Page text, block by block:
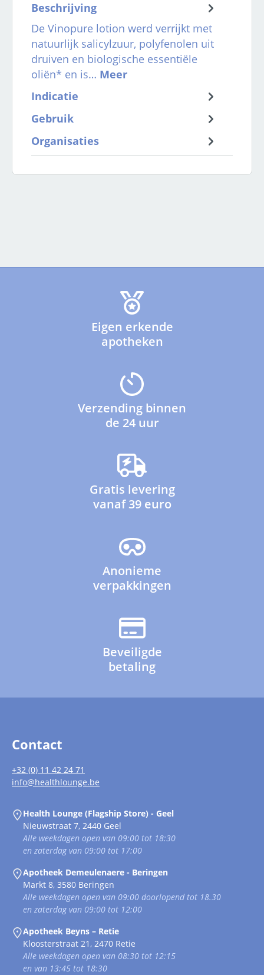
Beschrijving
De Vinopure lotion werd verrijkt met
natuurlijk salicylzuur, polyfenolen uit
druiven en biologische essentiële
oliën* en is… Meer
Indicatie
Gebruik
Organisaties
Eigen erkende
apotheken
Verzending binnen
de 24 uur
Gratis levering
vanaf 39 euro
Anonieme
verpakkingen
Beveiligde
betaling
Contact
+32 (0) 11 42 24 71
info@healthlounge.be
Health Lounge (Flagship Store) - Geel
Nieuwstraat 7, 2440 Geel
Alle weekdagen open van 09:00 tot 18:30
en zaterdag van 09:00 tot 17:00
Apotheek Demeulenaere - Beringen
Markt 8, 3580 Beringen
Alle weekdagen open van 09:00 doorlopend tot 18.30
en zaterdag van 09:00 tot 12:00
Apotheek Beyns – Retie
Kloosterstraat 21, 2470 Retie
Alle weekdagen open van 08:30 tot 12:15
en van 13:45 tot 18:30